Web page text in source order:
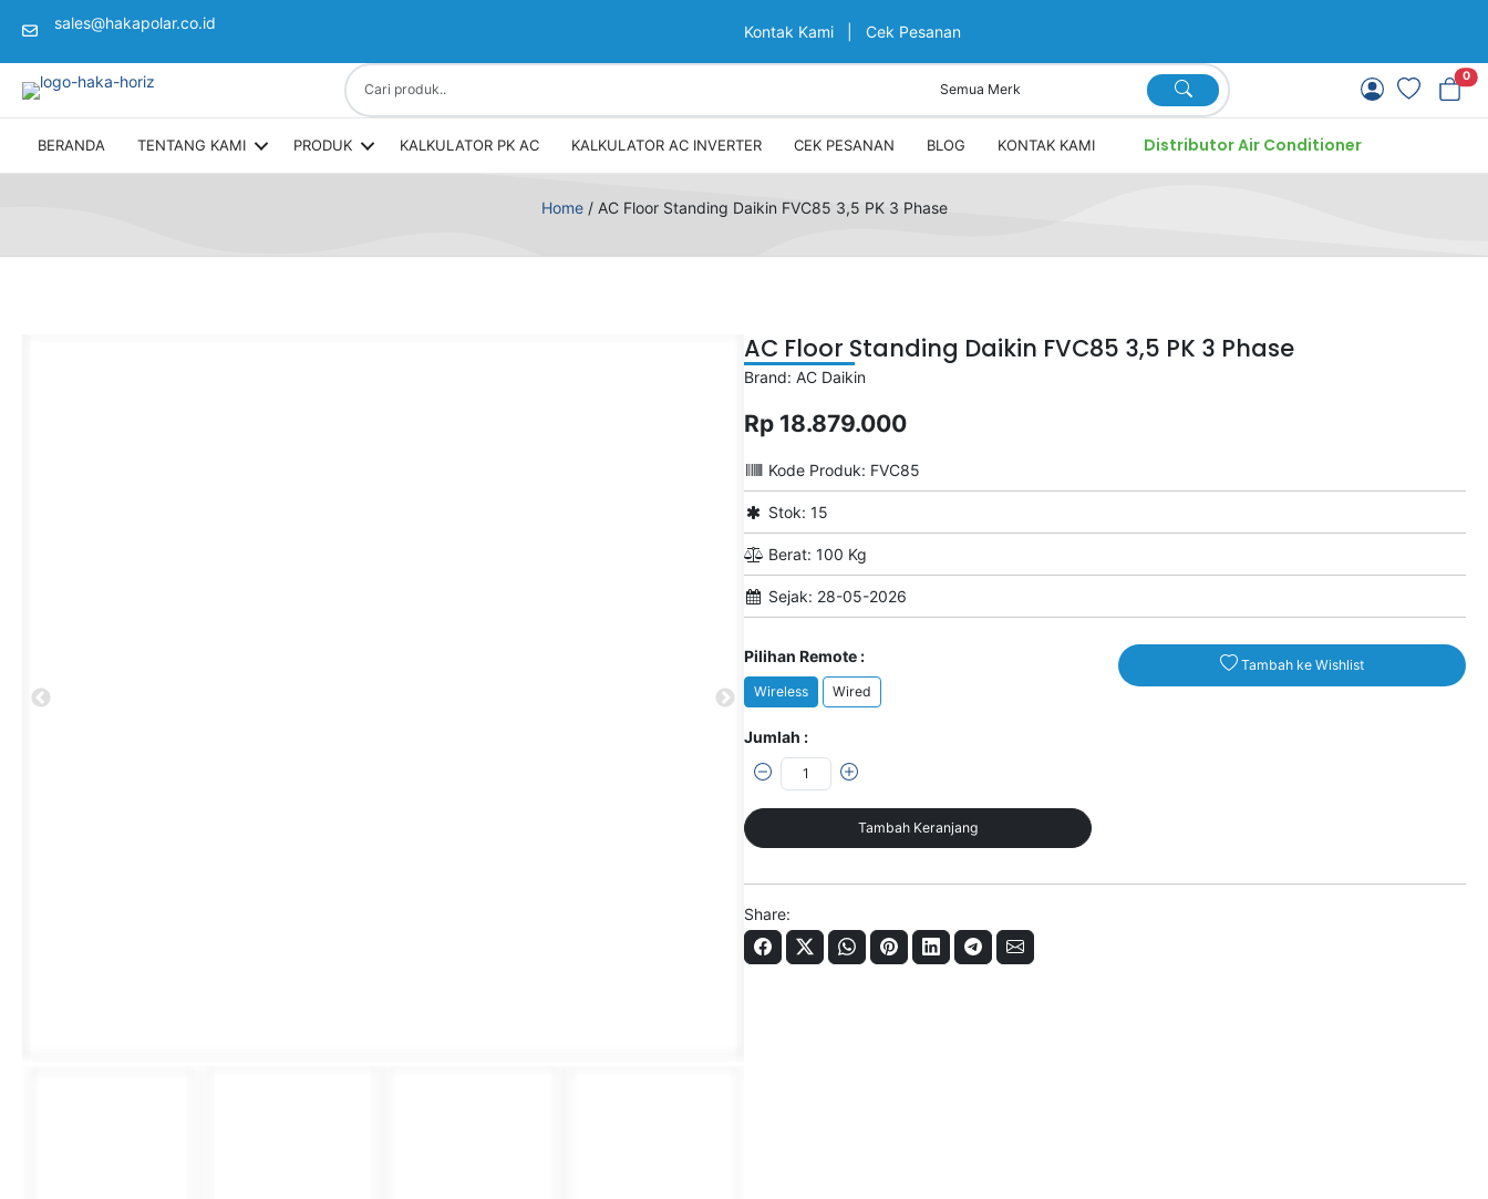
sales@hakapolar.co.id
(opens in new tab)
Kontak Kami Cek Pesanan
0
BERANDA TENTANG KAMI PRODUK KALKULATOR PK AC KALKULATOR AC INVERTER CEK PESANAN BLOG KONTAK KAMI Distributor Air Conditioner
Home/ AC Floor Standing Daikin FVC85 3,5 PK 3 Phase
AC Floor Standing Daikin FVC85 3,5 PK 3 Phase
Brand: AC Daikin
Rp 18.879.000
Kode Produk: FVC85
Stok: 15
Berat: 100 Kg
Sejak: 28-05-2026
Pilihan Remote :
Wireless Wired
Jumlah :
Tambah Keranjang
Tambah ke Wishlist
Share: